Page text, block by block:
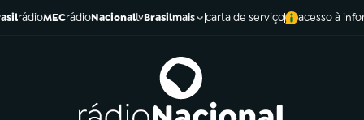
rádioMECrádioNacionaltvBrasilmais carta de serviço acesso à